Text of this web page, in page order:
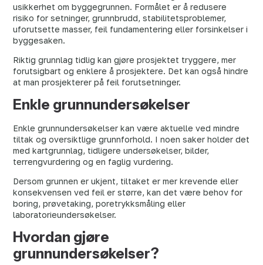
usikkerhet om byggegrunnen. Formålet er å redusere
risiko for setninger, grunnbrudd, stabilitetsproblemer,
uforutsette masser, feil fundamentering eller forsinkelser i
byggesaken.
Riktig grunnlag tidlig kan gjøre prosjektet tryggere, mer
forutsigbart og enklere å prosjektere. Det kan også hindre
at man prosjekterer på feil forutsetninger.
Enkle grunnundersøkelser
Enkle grunnundersøkelser kan være aktuelle ved mindre
tiltak og oversiktlige grunnforhold. I noen saker holder det
med kartgrunnlag, tidligere undersøkelser, bilder,
terrengvurdering og en faglig vurdering.
Dersom grunnen er ukjent, tiltaket er mer krevende eller
konsekvensen ved feil er større, kan det være behov for
boring, prøvetaking, poretrykksmåling eller
laboratorieundersøkelser.
Hvordan gjøre
grunnundersøkelser?